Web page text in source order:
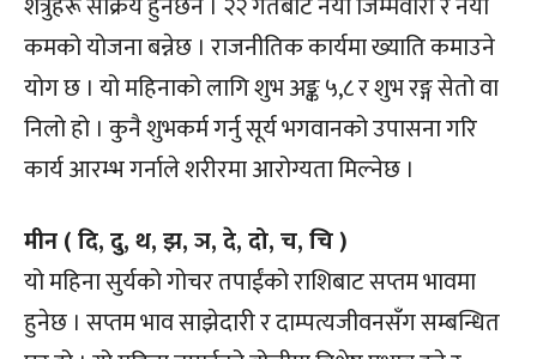
कमको योजना बन्नेछ । राजनीतिक कार्यमा ख्याति कमाउने
योग छ । यो महिनाको लागि शुभ अङ्क ५,८ र शुभ रङ्ग सेतो वा
निलो हो । कुनै शुभकर्म गर्नु सूर्य भगवानको उपासना गरि
कार्य आरम्भ गर्नाले शरीरमा आरोग्यता मिल्नेछ ।
मीन ( दि, दु, थ, झ, ञ, दे, दो, च, चि )
यो महिना सुर्यको गोचर तपाईंको राशिबाट सप्तम भावमा
हुनेछ । सप्तम भाव साझेदारी र दाम्पत्यजीवनसँग सम्बन्धित